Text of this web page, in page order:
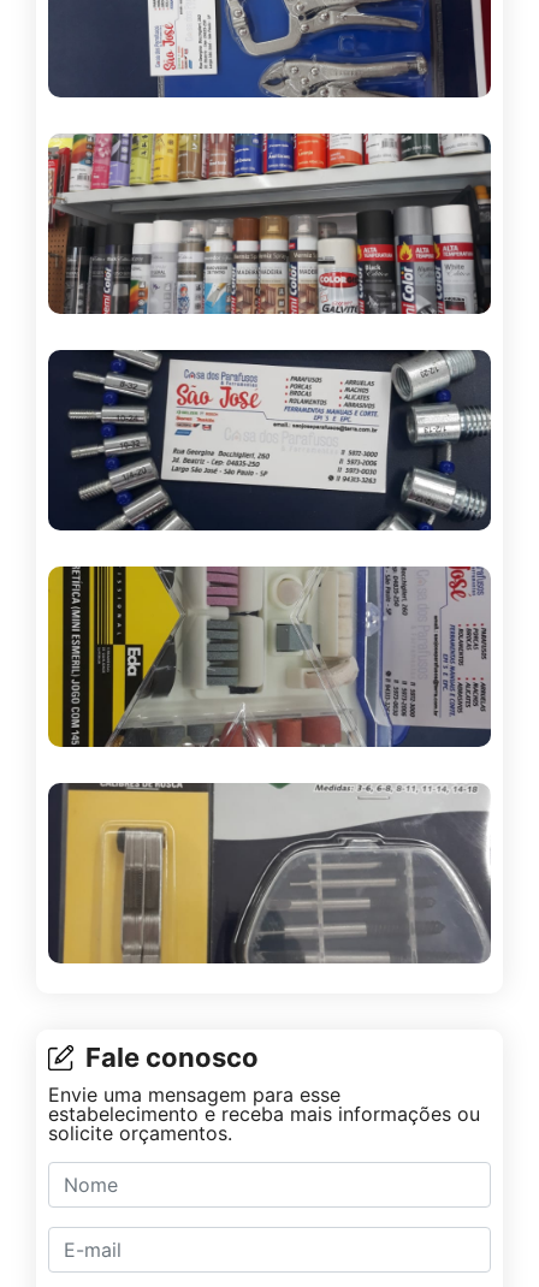
Fale conosco
Envie uma mensagem para esse
estabelecimento e receba mais informações ou
solicite orçamentos.